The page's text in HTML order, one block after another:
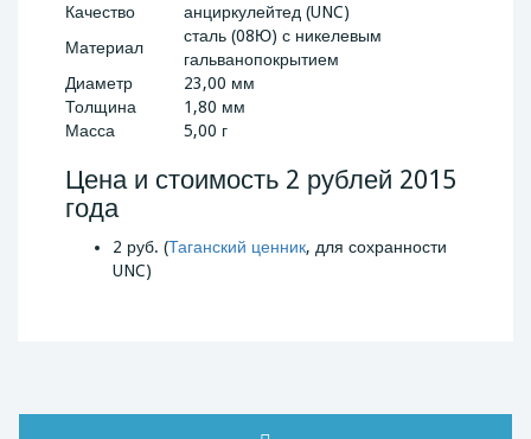
Качество
анциркулейтед (UNC)
Материал
сталь (08Ю) с никелевым
гальванопокрытием
Диаметр
23,00 мм
Толщина
1,80 мм
Масса
5,00 г
Цена и стоимость 2 рублей 2015
года
2 руб. (Таганский ценник, для сохранности
UNC)